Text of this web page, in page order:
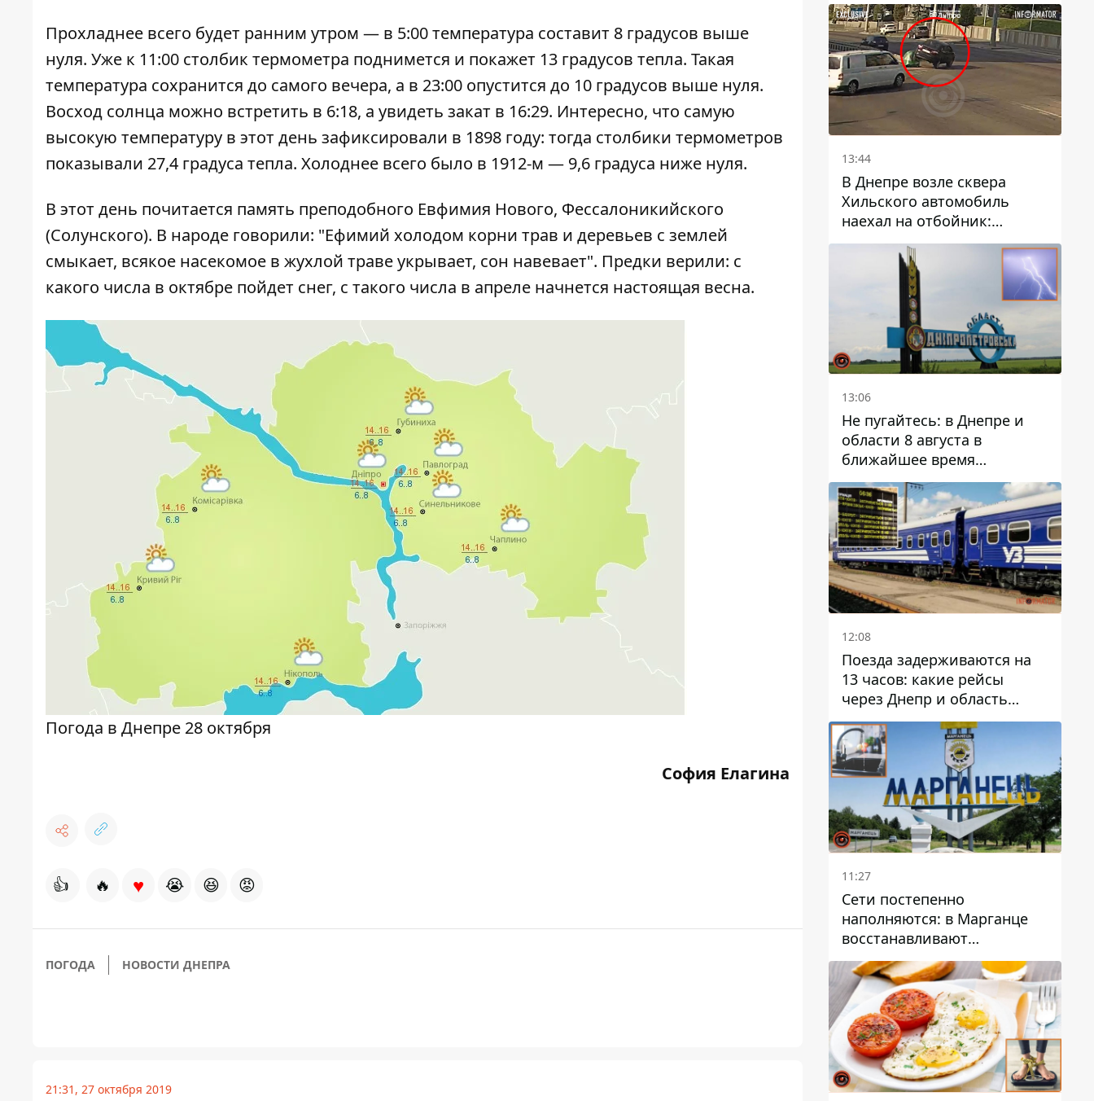
Прохладнее всего будет ранним утром — в 5:00 температура составит 8 градусов выше
нуля. Уже к 11:00 столбик термометра поднимется и покажет 13 градусов тепла. Такая
температура сохранится до самого вечера, а в 23:00 опустится до 10 градусов выше нуля.
Восход солнца можно встретить в 6:18, а увидеть закат в 16:29. Интересно, что самую
высокую температуру в этот день зафиксировали в 1898 году: тогда столбики термометров
показывали 27,4 градуса тепла. Холоднее всего было в 1912-м — 9,6 градуса ниже нуля.
В этот день почитается память преподобного Евфимия Нового, Фессалоникийского
(Солунского). В народе говорили: "Ефимий холодом корни трав и деревьев с землей
смыкает, всякое насекомое в жухлой траве укрывает, сон навевает". Предки верили: с
какого числа в октябре пойдет снег, с такого числа в апреле начнется настоящая весна.
Погода в Днепре 28 октября
София Елагина
👍 🔥 ♥ 😭 😆 😡
ПОГОДА НОВОСТИ ДНЕПРА
21:31, 27 октября 2019
13:44
В Днепре возле сквера
Хильского автомобиль
наехал на отбойник:
момент происшествия
13:06
Не пугайтесь: в Днепре и
области 8 августа в
ближайшее время
ожидается гроза
12:08
Поезда задерживаются на
13 часов: какие рейсы
через Днепр и область
выбились из графика
11:27
Сети постепенно
наполняются: в Марганце
восстанавливают
водоснабжение